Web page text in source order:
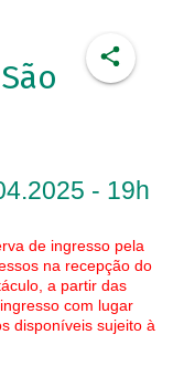
- 19h
de ingresso pela
na recepção do
a partir das
com lugar
disponíveis sujeito à